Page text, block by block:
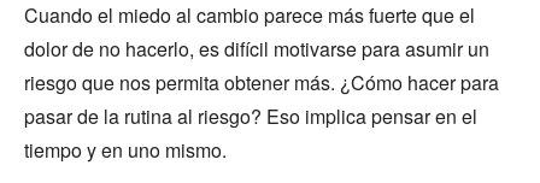
Cuando el miedo al cambio parece más fuerte que el
dolor de no hacerlo, es difícil motivarse para asumir un
riesgo que nos permita obtener más. ¿Cómo hacer para
pasar de la rutina al riesgo? Eso implica pensar en el
tiempo y en uno mismo.